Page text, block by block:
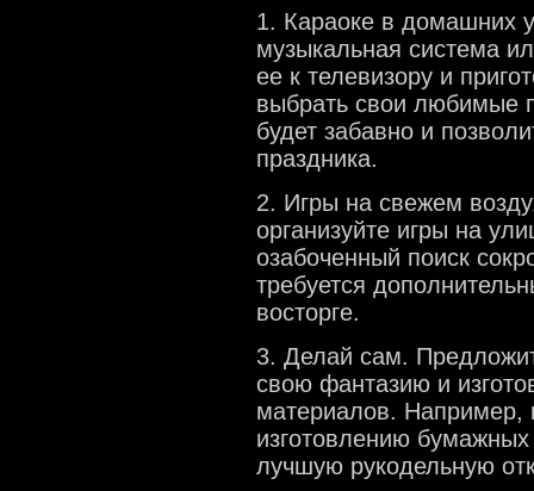
1. Караоке в домашних
музыкальная система
ее к телевизору и
выбрать свои любимые
будет забавно и
праздника.
2. Игры на свежем
организуйте игры на
озабоченный поиск
требуется
восторге.
3. Делай сам.
свою фантазию и
материалов. Например,
изготовлению
лучшую рукодельную